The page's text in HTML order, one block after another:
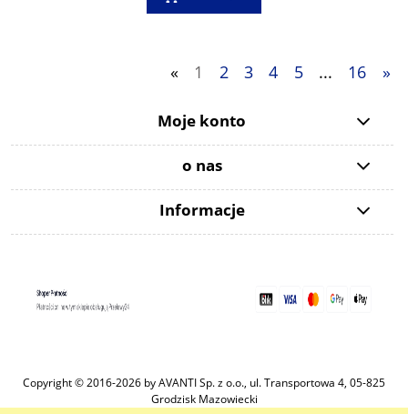
« 1 2 3 4 5 ... 16 »
Moje konto
o nas
Informacje
Copyright © 2016-2026 by AVANTI Sp. z o.o., ul. Transportowa 4, 05-825
Grodzisk Mazowiecki